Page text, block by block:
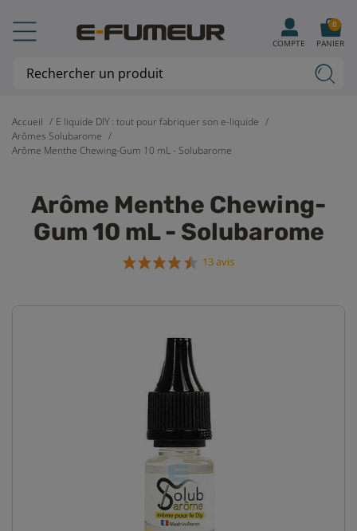
Accueil
E liquide DIY : tout pour fabriquer son e-liquide
Arômes Solubarome
Arôme Menthe Chewing-Gum 10 mL - Solubarome
Arôme Menthe Chewing-
Gum 10 mL - Solubarome
13 avis
COMPTE PANIER
0